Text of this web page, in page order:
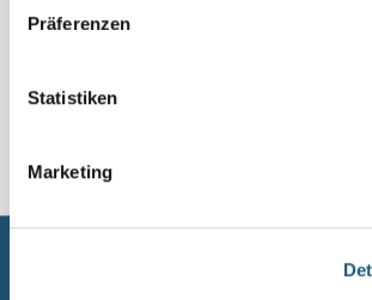
Präferenzen
Statistiken
Marketing